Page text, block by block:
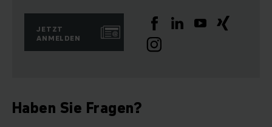
JETZT
ANMELDEN
Haben Sie Fragen?